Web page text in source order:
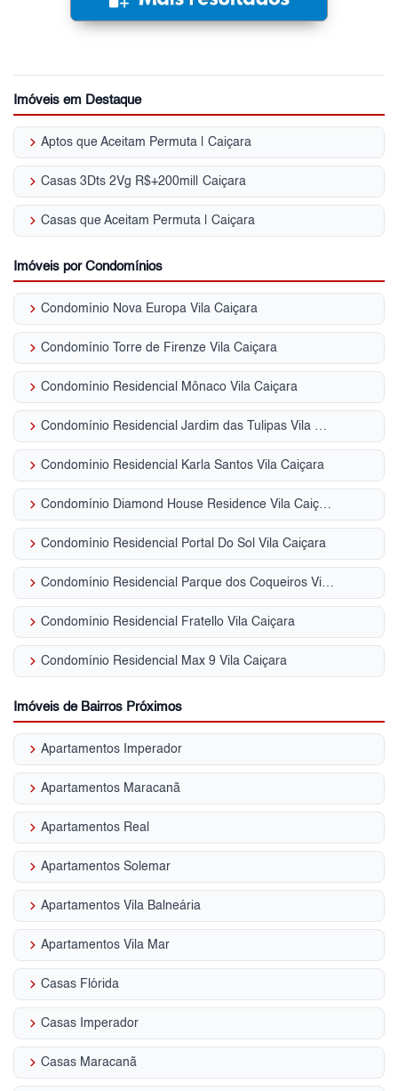
Imóveis em Destaque
keyboard_arrow_right Aptos que Aceitam Permuta | Caiçara
keyboard_arrow_right Casas 3Dts 2Vg R$+200mil| Caiçara
keyboard_arrow_right Casas que Aceitam Permuta | Caiçara
Imóveis por Condomínios
keyboard_arrow_right Condomínio Nova Europa Vila Caiçara
keyboard_arrow_right Condomínio Torre de Firenze Vila Caiçara
keyboard_arrow_right Condomínio Residencial Mônaco Vila Caiçara
keyboard_arrow_right Condomínio Residencial Jardim das Tulipas Vila Caiçara
keyboard_arrow_right Condomínio Residencial Karla Santos Vila Caiçara
keyboard_arrow_right Condomínio Diamond House Residence Vila Caiçara
keyboard_arrow_right Condomínio Residencial Portal Do Sol Vila Caiçara
keyboard_arrow_right Condomínio Residencial Parque dos Coqueiros Vila Caiçara
keyboard_arrow_right Condomínio Residencial Fratello Vila Caiçara
keyboard_arrow_right Condomínio Residencial Max 9 Vila Caiçara
Imóveis de Bairros Próximos
keyboard_arrow_right Apartamentos Imperador
keyboard_arrow_right Apartamentos Maracanã
keyboard_arrow_right Apartamentos Real
keyboard_arrow_right Apartamentos Solemar
keyboard_arrow_right Apartamentos Vila Balneária
keyboard_arrow_right Apartamentos Vila Mar
keyboard_arrow_right Casas Flórida
keyboard_arrow_right Casas Imperador
keyboard_arrow_right Casas Maracanã